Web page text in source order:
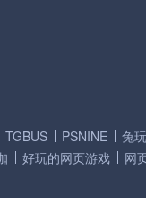
TGBUS PSNINE 兔
好玩的网页游戏 网